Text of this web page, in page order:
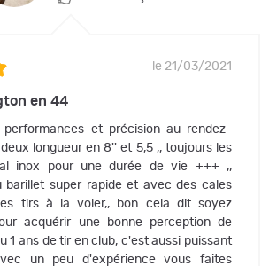
le 21/03/2021
en 44
performances et précision au rendez-
longueur en 8'' et 5,5 ,, toujours les
inox pour une durée de vie +++ ,,
barillet super rapide et avec des cales
tirs à la voler,, bon cela dit soyez
acquérir une bonne perception de
1 ans de tir en club, c'est aussi puissant
un peu d'expérience vous faites